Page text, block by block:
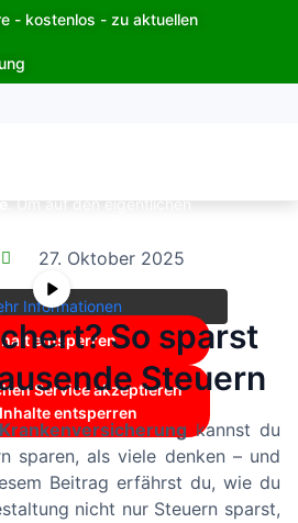
- kostenlos - zu aktuellen
. Um auf den eigentlichen
Daten an Drittanbieter
werden.
Informationen
entsperren
Service akzeptieren
entsperren
27. Oktober 2025
So sparst
Steuern
kannst du
sparen, als viele denken – und
Beitrag erfährst du, wie du
nicht nur Steuern sparst,